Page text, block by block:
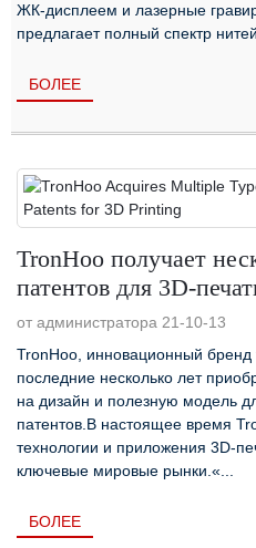
ЖК-дисплеем и лазерные
предлагает полный спектр
БОЛЕЕ
TronHoo получает
патентов для 3D-
от администратора 21-10-13
TronHoo, инновационный бренд
последние несколько лет
на дизайн и полезную модель
патентов.В настоящее время
технологии и приложения 3D-
ключевые мировые рынки.«...
БОЛЕЕ